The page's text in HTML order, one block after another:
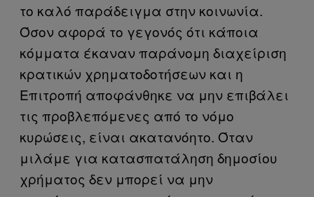
το καλό παράδειγμα στην κοινωνία.
Όσον αφορά το γεγονός ότι κάποια
κόμματα έκαναν παράνομη διαχείριση
κρατικών χρηματοδοτήσεων και η
Επιτροπή αποφάνθηκε να μην επιβάλει
τις προβλεπόμενες από το νόμο
κυρώσεις, είναι ακατανόητο. Όταν
μιλάμε για κατασπατάληση δημοσίου
χρήματος δεν μπορεί να μην